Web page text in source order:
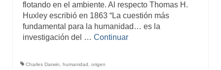
flotando en el ambiente. Al respecto Thomas H.
Huxley escribió en 1863 “La cuestión más
fundamental para la humanidad… es la
investigación del … Continuar
Charles Darwin humanidad origen